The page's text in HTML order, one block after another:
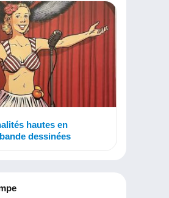
hautes en
dessinées